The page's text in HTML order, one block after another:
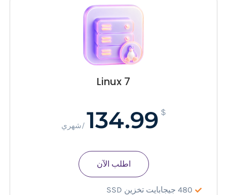
Linux 7
$
134.99 /شهري
480 جيجابايت تخزين SSD
اطلب الآن